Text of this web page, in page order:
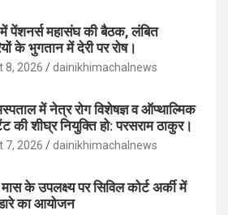
पेंशनर्स महासंघ की बैठक, लंबित
के भुगतान में देरी पर रोष।
8, 2026 dainikhimachalnews
में नेत्र रोग विशेषज्ञ व ऑप्थाल्मिक
की शीघ्र नियुक्ति हो: परसराम ठाकुर।
7, 2026 dainikhimachalnews
के उपलक्ष्य पर सिविल कोर्ट अर्की में
का आयोजन